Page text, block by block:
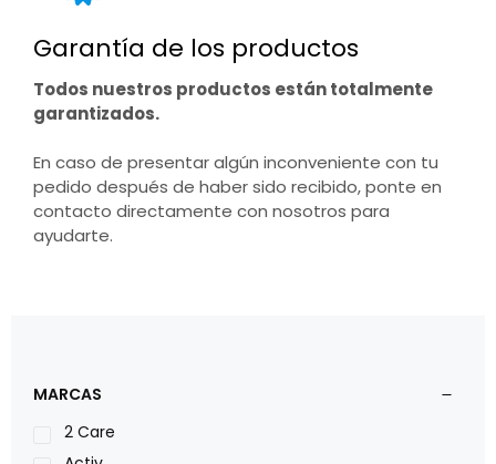
Garantía de los productos
Todos nuestros productos están totalmente
garantizados.
En caso de presentar algún inconveniente con tu
pedido después de haber sido recibido, ponte en
contacto directamente con nosotros para
ayudarte.
MARCAS
2 Care